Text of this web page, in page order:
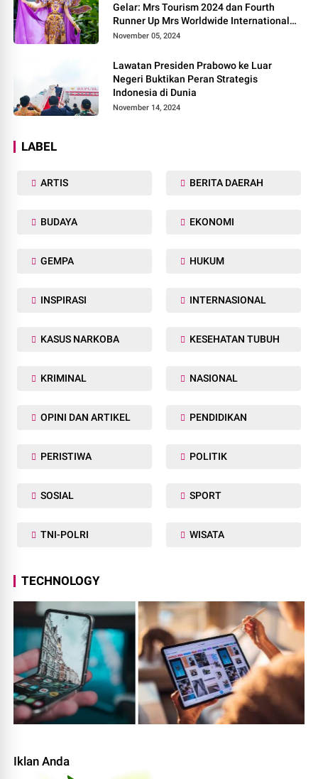
Gelar: Mrs Tourism 2024 dan Fourth
Runner Up Mrs Worldwide International
2024, di Pemilihan Mrs Worldwide 2024
November 05, 2024
Lawatan Presiden Prabowo ke Luar
Negeri Buktikan Peran Strategis
Indonesia di Dunia
November 14, 2024
LABEL
ARTIS BERITA DAERAH
BUDAYA EKONOMI
GEMPA HUKUM
INSPIRASI INTERNASIONAL
KASUS NARKOBA KESEHATAN TUBUH
KRIMINAL NASIONAL
OPINI DAN ARTIKEL PENDIDIKAN
PERISTIWA POLITIK
SOSIAL SPORT
TNI-POLRI WISATA
TECHNOLOGY
Iklan Anda